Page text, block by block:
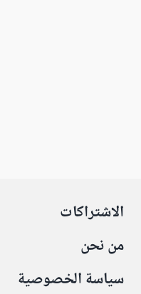
الاشتراكات
من نحن
سياسة الخصوصية